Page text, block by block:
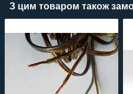
З цим товаром також